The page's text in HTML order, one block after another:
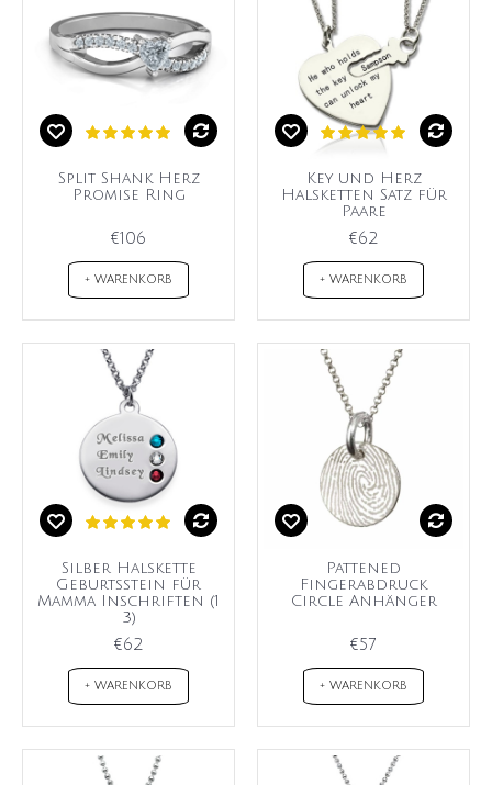
Split Shank Herz
Promise Ring
€106
+ WARENKORB
Key und Herz
Halsketten Satz für
Paare
€62
+ WARENKORB
Silber Halskette
Geburtsstein für
Mamma Inschriften (1
3)
€62
+ WARENKORB
Pattened
Fingerabdruck
Circle Anhänger
€57
+ WARENKORB